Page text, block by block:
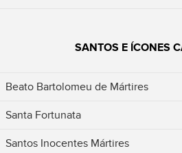
SANTOS E ÍCONES
Beato Bartolomeu de Mártires
Santa Fortunata
Santos Inocentes Mártires